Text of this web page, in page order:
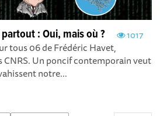
1017
: Oui, mais où ?
tous 06 de Frédéric Havet,
Un poncif contemporain veut
notre...